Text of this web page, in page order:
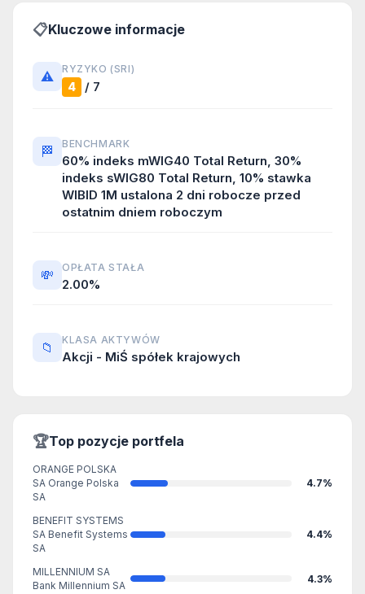
📋Kluczowe informacje
⚠️ RYZYKO (SRI)
4 / 7
🏁 BENCHMARK
60% indeks mWIG40 Total Return, 30%
indeks sWIG80 Total Return, 10% stawka
WIBID 1M ustalona 2 dni robocze przed
ostatnim dniem roboczym
💸 OPŁATA STAŁA
2.00%
📁 KLASA AKTYWÓW
Akcji - MiŚ spółek krajowych
🏆Top pozycje portfela
ORANGE POLSKA
SA Orange Polska
SA
4.7%
BENEFIT SYSTEMS
SA Benefit Systems
SA
4.4%
MILLENNIUM SA
Bank Millennium SA
4.3%